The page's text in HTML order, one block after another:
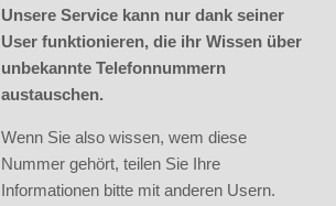
Unsere Service kann nur dank seiner
User funktionieren, die ihr Wissen über
unbekannte Telefonnummern
austauschen.
Wenn Sie also wissen, wem diese
Nummer gehört, teilen Sie Ihre
Informationen bitte mit anderen Usern.